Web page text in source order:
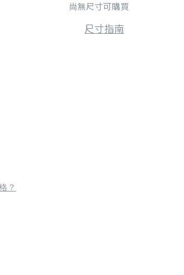
尚無尺寸可購買
尺寸指南
？